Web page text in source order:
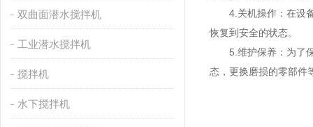
双曲面潜水搅拌机
工业潜水搅拌机
搅拌机
水下搅拌机
4.关机操作：在设备
恢复到安全的状态。
5.维护保养：为了保
态，更换磨损的零部件